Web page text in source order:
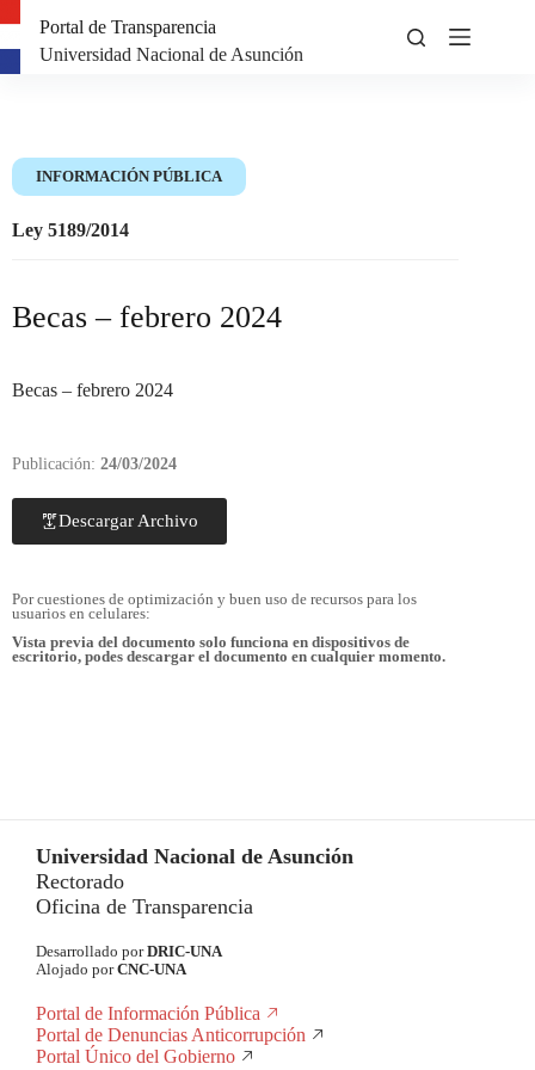
Portal de Transparencia
Universidad Nacional de Asunción
INFORMACIÓN PÚBLICA
Ley 5189/2014
Becas – febrero 2024
Becas – febrero 2024
Publicación: 24/03/2024
Descargar Archivo
Por cuestiones de optimización y buen uso de recursos para los
usuarios en celulares:
Vista previa del documento solo funciona en dispositivos de
escritorio, podes descargar el documento en cualquier momento.
Universidad Nacional de Asunción
Rectorado
Oficina de Transparencia
Desarrollado porDRIC-UNA
Alojado porCNC-UNA
Portal de Información Pública
Portal de Denuncias Anticorrupción
Portal Único del Gobierno